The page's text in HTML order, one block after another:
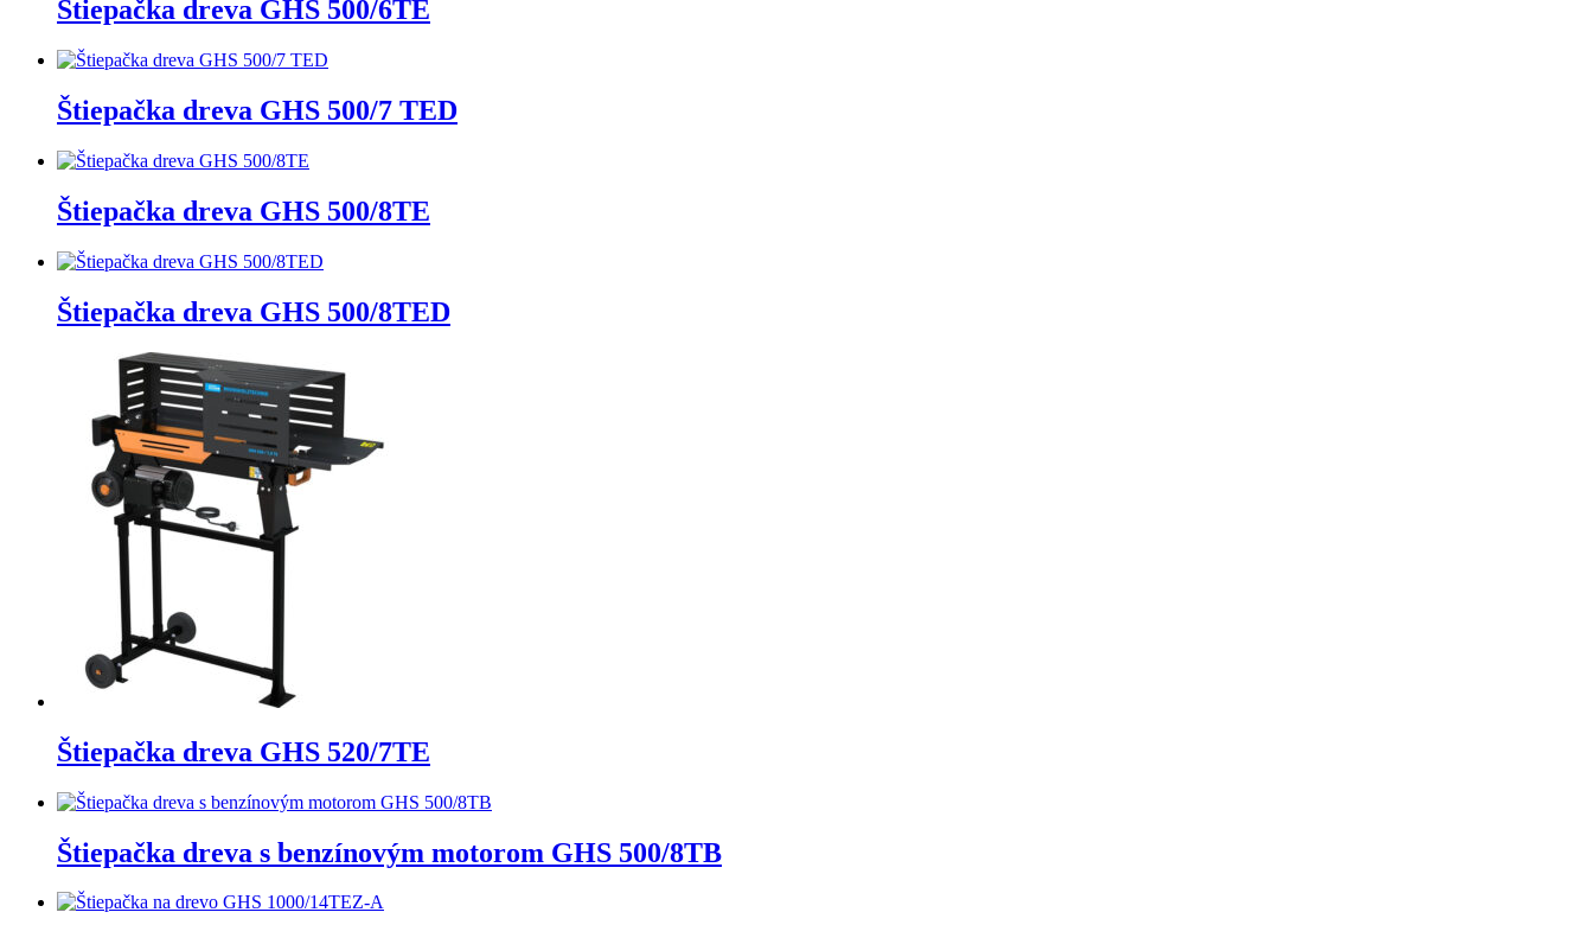
Štiepačka dreva GHS 500/6TE
Štiepačka dreva GHS 500/7 TED
Štiepačka dreva GHS 500/8TE
Štiepačka dreva GHS 500/8TED
Štiepačka dreva GHS 520/7TE
Štiepačka dreva s benzínovým motorom GHS 500/8TB